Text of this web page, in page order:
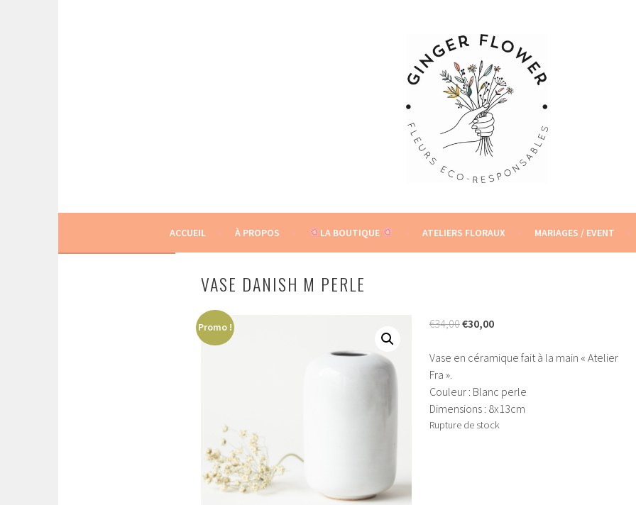
GINGER FLOWER
ACCUEIL À PROPOS LA BOUTIQUE ATELIERS FLORAUX MARIAGES / EVENT
VASE DANISH M PERLE
Promo ! €34,00Le
initial
€34,00.
€30,00Le
actuel
€30,00.
Vase en céramique fait à la main « Atelier
Fra ».
Couleur : Blanc perle
Dimensions : 8x13cm
Rupture de stock